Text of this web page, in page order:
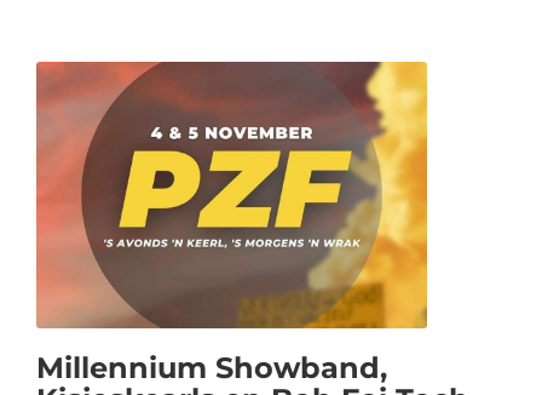
Millennium Showband,